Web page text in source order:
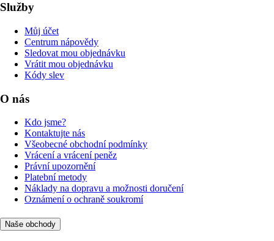
Služby
Můj účet
Centrum nápovědy
Sledovat mou objednávku
Vrátit mou objednávku
Kódy slev
O nás
Kdo jsme?
Kontaktujte nás
Všeobecné obchodní podmínky
Vrácení a vrácení peněz
Právní upozornění
Platební metody
Náklady na dopravu a možnosti doručení
Oznámení o ochraně soukromí
Naše obchody